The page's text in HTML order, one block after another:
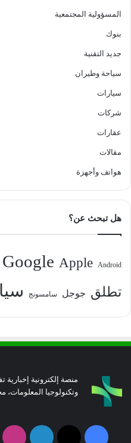
المسؤولية المجتمعية
بنوك
جديد التقنية
سياحة وطيران
سيارات
شركات
عقارات
مقالات
هواتف وأجهزة
هل تبحث عن؟
Android
Apple
Google
تطلق جوجل سامسونج
منصة إلكترونية إخبارية
وتكنولوجيا المعلومات،
فيسبوك
‫X لينكدإن